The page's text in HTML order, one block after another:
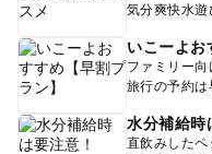
気分爽快水遊
いこーよお
ファミリー向
旅行の予約は
水分補給時
直飲みしたペ